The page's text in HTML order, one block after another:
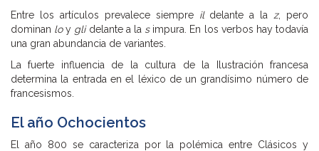
Entre los artículos prevalece siempre ildelante a la z, pero
dominan loy glidelante a la simpura. En los verbos hay todavía
una gran abundancia de variantes.
La fuerte influencia de la cultura de la Ilustración francesa
determina la entrada en el léxico de un grandísimo número de
francesismos.
El año Ochocientos
El año 800 se caracteriza por la polémica entre Clásicos y